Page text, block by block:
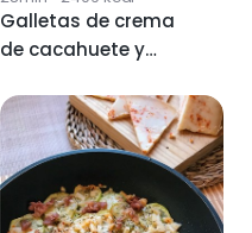
Galletas de crema
de cacahuete y